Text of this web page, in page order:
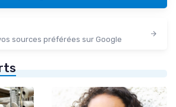
sources préférées sur Google